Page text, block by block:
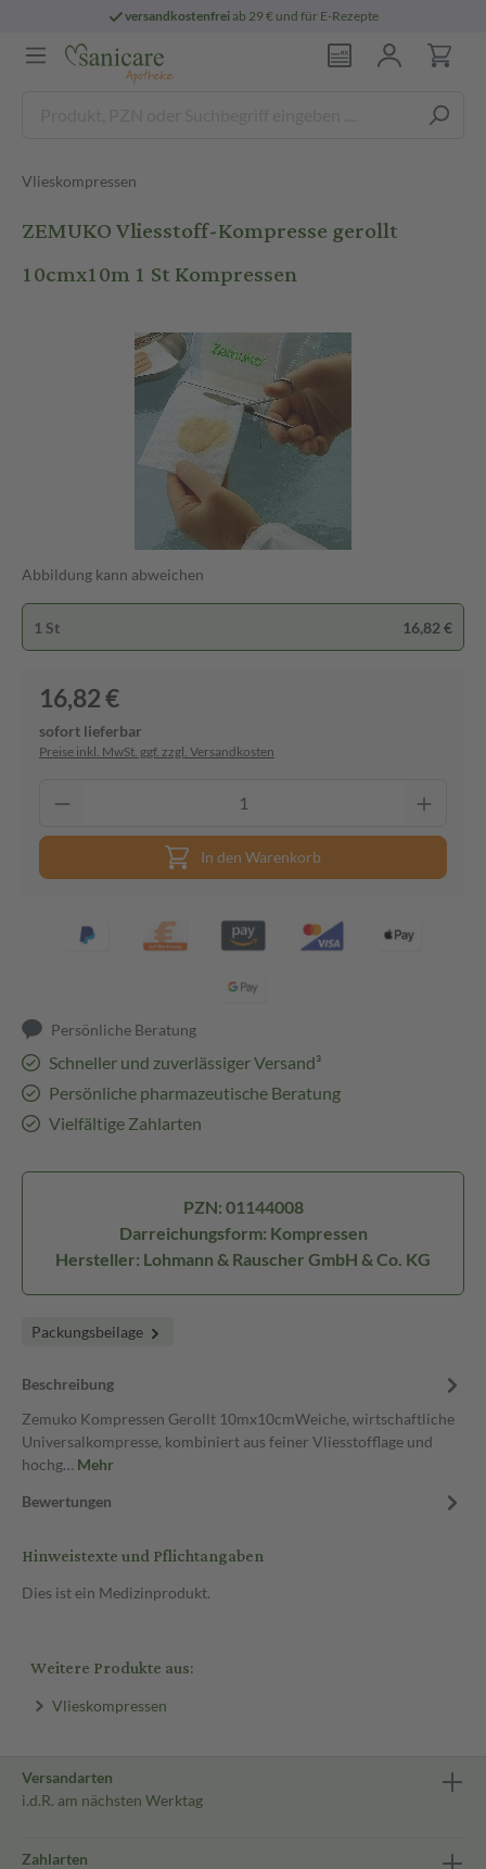
versandkostenfreiab 29 € und für E-Rezepte
Vlieskompressen
ZEMUKO Vliesstoff-Kompresse gerollt
10cmx10m 1 St Kompressen
Abbildung kann abweichen
1 St 16,82 €
16,82 €
sofort lieferbar
Preise inkl. MwSt. ggf. zzgl. Versandkosten
In den Warenkorb
Persönliche Beratung
Schneller und zuverlässiger Versand³
Persönliche pharmazeutische Beratung
Vielfältige Zahlarten
PZN: 01144008
Darreichungsform: Kompressen
Hersteller: Lohmann & Rauscher GmbH & Co. KG
Packungsbeilage
Beschreibung
Zemuko Kompressen Gerollt 10mx10cmWeiche, wirtschaftliche
Universalkompresse, kombiniert aus feiner Vliesstofflage und
hochg… Mehr
Bewertungen
Hinweistexte und Pflichtangaben
Dies ist ein Medizinprodukt.
Weitere Produkte aus:
Vlieskompressen
Versandarten
i.d.R. am nächsten Werktag
Zahlarten